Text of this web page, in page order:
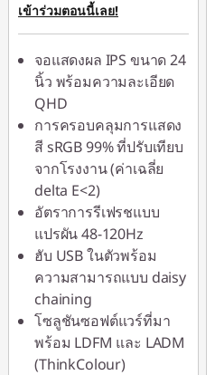
การประหยัด
-
฿2,112.00
*Savings cannot be
combined
ใช้ eCoupon :
88SALETH
เข้าร่วมตอนนี้เลย!
จอแสดงผล IPS ขนาด 24
นิ้ว พร้อมความละเอียด
QHD
การครอบคลุมการแสดง
สี sRGB 99% ที่ปรับเทียบ
จากโรงงาน (ค่าเฉลี่ย
delta E<2)
อัตราการรีเฟรชแบบ
แปรผัน 48-120Hz
ฮับ USB ในตัวพร้อม
ความสามารถแบบ daisy
chaining
โซลูชันซอฟต์แวร์ที่มา
พร้อม LDFM และ LADM
(ThinkColour)